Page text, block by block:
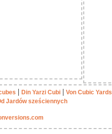
Din Yarzi Cubi| Von Cubic Yards
Jardów sześciennych